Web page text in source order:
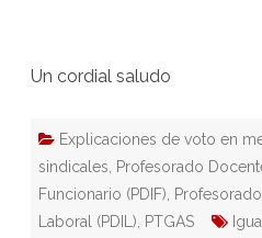
Un cordial saludo
Explicaciones de voto en
sindicales
Profesorado
Funcionario (PDIF)
Laboral (PDIL)
PTGAS